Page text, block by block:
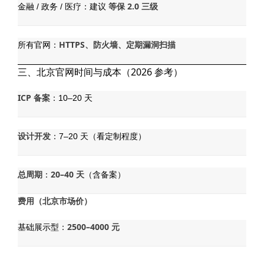
金融 / 政务 / 医疗：建议 等保 2.0 三级
所有官网： HTTPS、防火墙、定期漏洞扫描
三、北京官网时间与成本（2026 参考）
ICP 备案 ：10–20 天
设计开发 ：7–20 天（看定制程度）
总周期 ： 20–40 天 （含备案）
费用（北京市场价）
基础展示型： 2500–4000 元